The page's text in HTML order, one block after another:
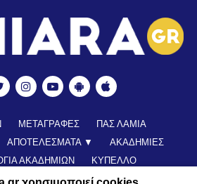
ΜΕΤΑΓΡΑΦΕΣ
ΠΑΣ ΛΑΜΙΑ
ΑΠΟΤΕΛΕΣΜΑΤΑ ▼
ΑΚΑΔΗΜΙΕΣ
ΑΚΑΔΗΜΙΩΝ
ΚΥΠΕΛΛΟ
FUTSAL ΠΟΔΟΣΦΑΙΡΟ ΓΥΝΑΙΚΩΝ